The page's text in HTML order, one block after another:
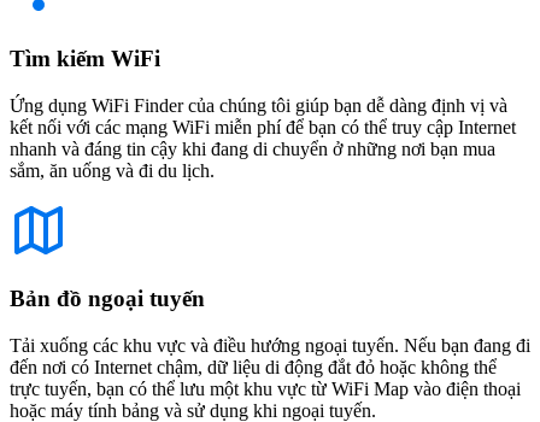
Tìm kiếm WiFi
Ứng dụng WiFi Finder của chúng tôi giúp bạn dễ dàng định vị và
kết nối với các mạng WiFi miễn phí để bạn có thể truy cập Internet
nhanh và đáng tin cậy khi đang di chuyển ở những nơi bạn mua
sắm, ăn uống và đi du lịch.
Bản đồ ngoại tuyến
Tải xuống các khu vực và điều hướng ngoại tuyến. Nếu bạn đang đi
đến nơi có Internet chậm, dữ liệu di động đắt đỏ hoặc không thể
trực tuyến, bạn có thể lưu một khu vực từ WiFi Map vào điện thoại
hoặc máy tính bảng và sử dụng khi ngoại tuyến.